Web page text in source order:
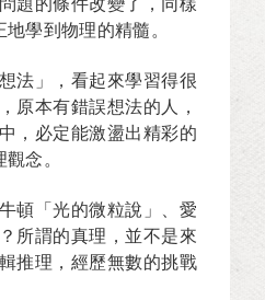
題的條件改變了，同樣
學到物理的精髓。
法」，看起來學習得很
原本有錯誤想法的人，
，必定能激盪出精彩的
念。
頓「光的微粒說」、愛
所謂的真理，並不是來
推理，經歷無數的挑戰